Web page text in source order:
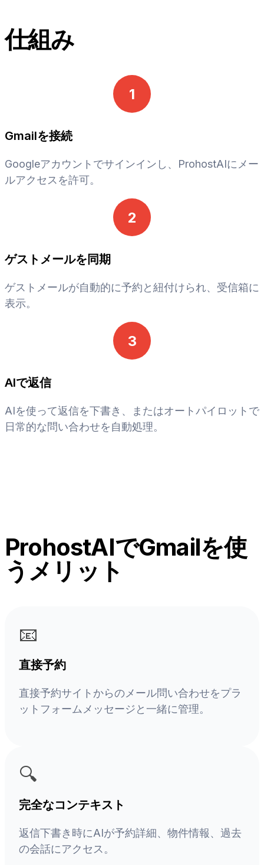
仕組み
1
Gmailを接続
Googleアカウントでサインインし、ProhostAIにメー
ルアクセスを許可。
2
ゲストメールを同期
ゲストメールが自動的に予約と紐付けられ、受信箱に
表示。
3
AIで返信
AIを使って返信を下書き、またはオートパイロットで
日常的な問い合わせを自動処理。
ProhostAIでGmailを使
うメリット
📧
直接予約
直接予約サイトからのメール問い合わせをプラ
ットフォームメッセージと一緒に管理。
🔍
完全なコンテキスト
返信下書き時にAIが予約詳細、物件情報、過去
の会話にアクセス。